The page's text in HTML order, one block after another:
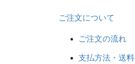
ご注文について
ご注文の流れ
支払方法・送料